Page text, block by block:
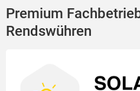
Premium
Rendswühren